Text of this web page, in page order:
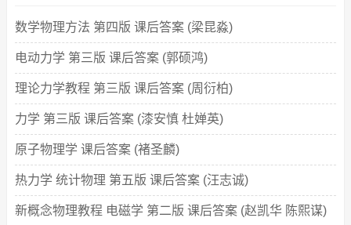
数学物理方法 第四版 课后答案 (梁昆淼)
电动力学 第三版 课后答案 (郭硕鸿)
理论力学教程 第三版 课后答案 (周衍柏)
力学 第三版 课后答案 (漆安慎 杜婵英)
原子物理学 课后答案 (褚圣麟)
热力学 统计物理 第五版 课后答案 (汪志诚)
新概念物理教程 电磁学 第二版 课后答案 (赵凯华 陈熙谋)